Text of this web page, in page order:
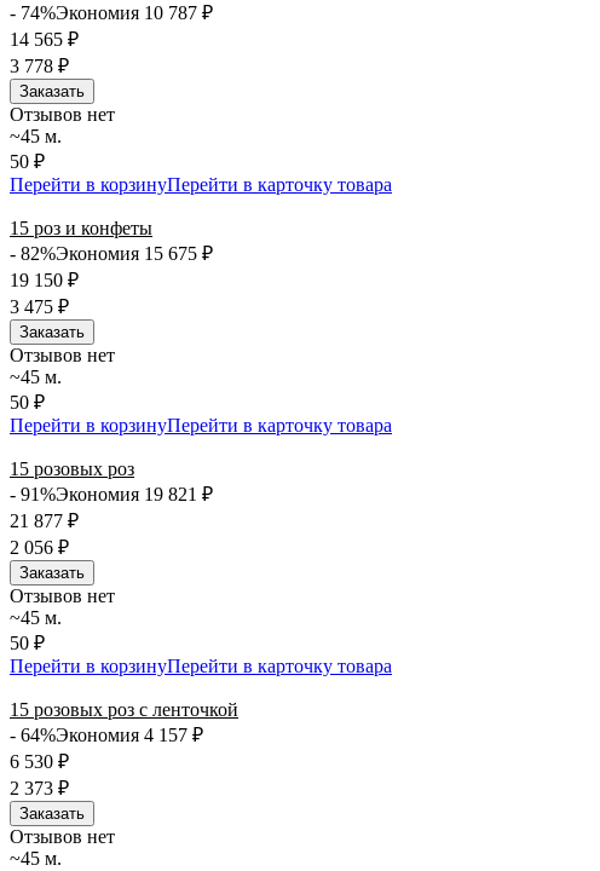
- 74%Экономия 10 787 ₽
14 565 ₽
3 778 ₽
Заказать
Отзывов нет
~45 м.
50 ₽
Перейти в корзинуПерейти в карточку товара
15 роз и конфеты
- 82%Экономия 15 675 ₽
19 150 ₽
3 475 ₽
Заказать
Отзывов нет
~45 м.
50 ₽
Перейти в корзинуПерейти в карточку товара
15 розовых роз
- 91%Экономия 19 821 ₽
21 877 ₽
2 056 ₽
Заказать
Отзывов нет
~45 м.
50 ₽
Перейти в корзинуПерейти в карточку товара
15 розовых роз с ленточкой
- 64%Экономия 4 157 ₽
6 530 ₽
2 373 ₽
Заказать
Отзывов нет
~45 м.